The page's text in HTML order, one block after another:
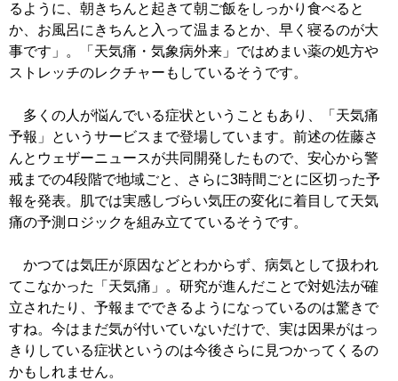
るように、朝きちんと起きて朝ご飯をしっかり食べると
か、お風呂にきちんと入って温まるとか、早く寝るのが大
事です」。「天気痛・気象病外来」ではめまい薬の処方や
ストレッチのレクチャーもしているそうです。
多くの人が悩んでいる症状ということもあり、「天気痛
予報」というサービスまで登場しています。前述の佐藤さ
んとウェザーニュースが共同開発したもので、安心から警
戒までの4段階で地域ごと、さらに3時間ごとに区切った予
報を発表。肌では実感しづらい気圧の変化に着目して天気
痛の予測ロジックを組み立てているそうです。
かつては気圧が原因などとわからず、病気として扱われ
てこなかった「天気痛」。研究が進んだことで対処法が確
立されたり、予報までできるようになっているのは驚きで
すね。今はまだ気が付いていないだけで、実は因果がはっ
きりしている症状というのは今後さらに見つかってくるの
かもしれません。